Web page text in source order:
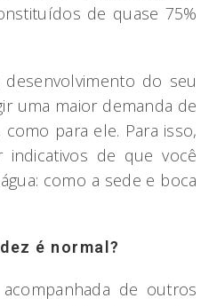
de quase 75%
do seu
uma maior demanda de
para ele. Para isso,
de que você
como a sede e boca
é normal?
de outros